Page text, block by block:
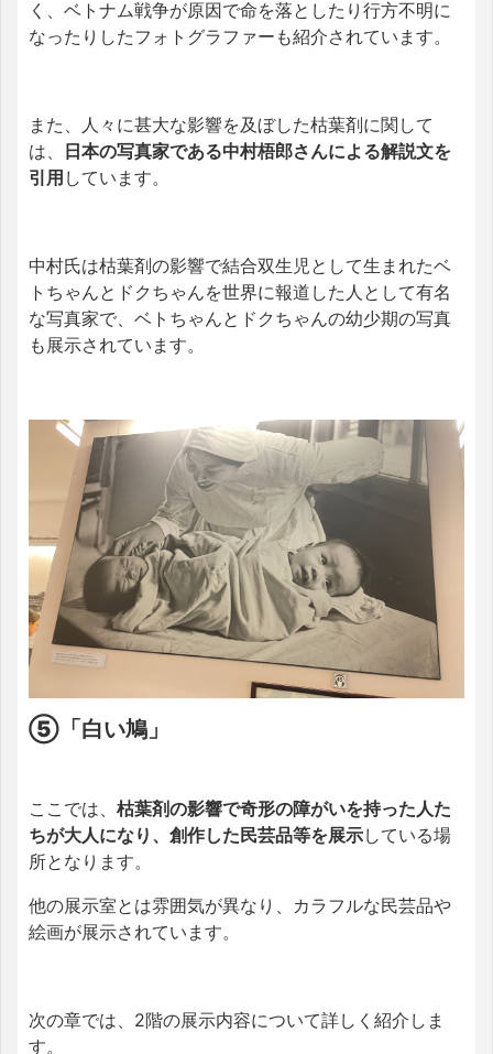
く、ベトナム戦争が原因で命を落としたり行方不明に
なったりしたフォトグラファーも紹介されています。
また、人々に甚大な影響を及ぼした枯葉剤に関して
は、 日本の写真家である中村梧郎さんによる解説文を
引用 しています。
中村氏は枯葉剤の影響で結合双生児として生まれたベ
トちゃんとドクちゃんを世界に報道した人として有名
な写真家で、ベトちゃんとドクちゃんの幼少期の写真
も展示されています。
⑤「白い鳩」
ここでは、 枯葉剤の影響で奇形の障がいを持った人た
ちが大人になり、創作した民芸品等を展示している場
所となります。
他の展示室とは雰囲気が異なり、カラフルな民芸品や
絵画が展示されています。
次の章では、2階の展示内容について詳しく紹介しま
す。